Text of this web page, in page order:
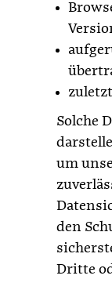
Solche
um
den
Dritte